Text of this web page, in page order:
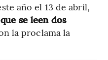
año el 13 de abril,
se leen dos
la proclama la